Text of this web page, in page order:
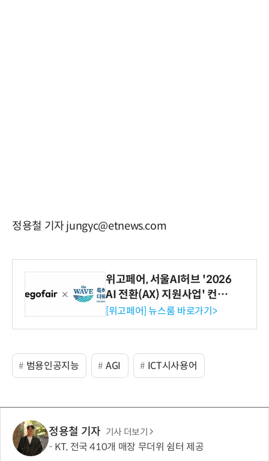
정용철 기자 jungyc@etnews.com
위고페어, 서울AI허브 '2026
AI 전환(AX) 지원사업' 컨소
시엄 선정
[위고페어] 뉴스룸 바로가기>
범용인공지능 AGI ICT시사용어
정용철 기자 기사 더보기
KT, 전국 410개 매장 무더위 쉼터 제공